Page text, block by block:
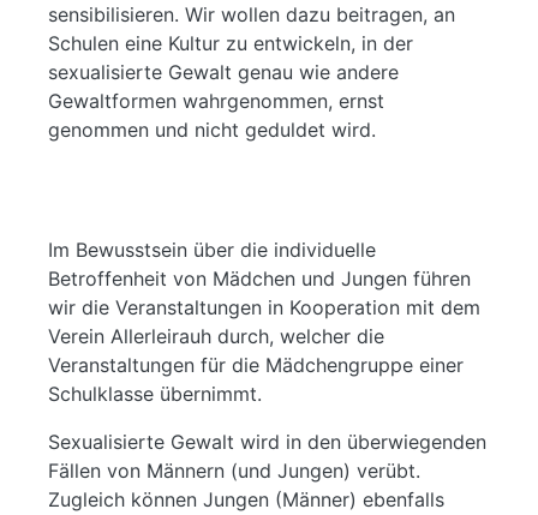
sensibilisieren. Wir wollen dazu beitragen, an
Schulen eine Kultur zu entwickeln, in der
sexualisierte Gewalt genau wie andere
Gewaltformen wahrgenommen, ernst
genommen und nicht geduldet wird.
Im Bewusstsein über die individuelle
Betroffenheit von Mädchen und Jungen führen
wir die Veranstaltungen in Kooperation mit dem
Verein Allerleirauh durch, welcher die
Veranstaltungen für die Mädchengruppe einer
Schulklasse übernimmt.
Sexualisierte Gewalt wird in den überwiegenden
Fällen von Männern (und Jungen) verübt.
Zugleich können Jungen (Männer) ebenfalls